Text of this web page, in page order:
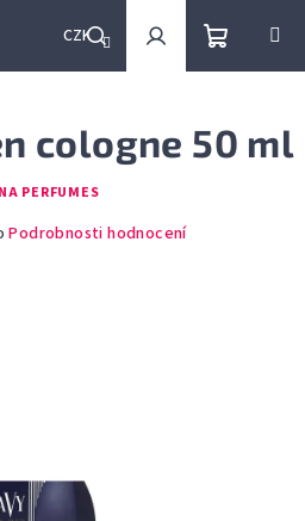
CZK
Hledat PřihlášeníNákupní
košík
cologne 50 ml
PERFUMES
Podrobnosti hodnocení